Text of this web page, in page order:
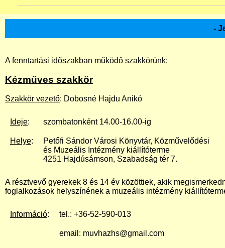
-
A fenntartási időszakban működő szakkörünk:
Kézműves szakkör
Szakkör vezető: Dobosné Hajdu Anikó
Ideje: szombatonként 14.00-16.00-ig
Helye:
Petőfi Sándor Városi Könyvtár, Közművelődési
és Muzeális Intézmény kiállítóterme
4251 Hajdúsámson, Szabadság tér 7.
A résztvevő gyerekek 8 és 14 év közöttiek, akik
foglalkozások helyszínének a muzeális intézmény
Információ: tel.: +36-52-590-013
email: muvhazhs@gmail.com